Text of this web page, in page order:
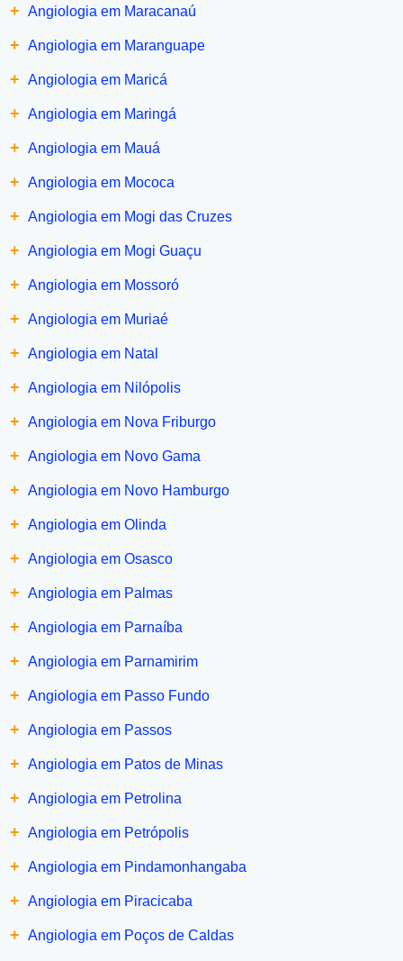
+ Angiologia em Maracanaú
+ Angiologia em Maranguape
+ Angiologia em Maricá
+ Angiologia em Maringá
+ Angiologia em Mauá
+ Angiologia em Mococa
+ Angiologia em Mogi das Cruzes
+ Angiologia em Mogi Guaçu
+ Angiologia em Mossoró
+ Angiologia em Muriaé
+ Angiologia em Natal
+ Angiologia em Nilópolis
+ Angiologia em Nova Friburgo
+ Angiologia em Novo Gama
+ Angiologia em Novo Hamburgo
+ Angiologia em Olinda
+ Angiologia em Osasco
+ Angiologia em Palmas
+ Angiologia em Parnaíba
+ Angiologia em Parnamirim
+ Angiologia em Passo Fundo
+ Angiologia em Passos
+ Angiologia em Patos de Minas
+ Angiologia em Petrolina
+ Angiologia em Petrópolis
+ Angiologia em Pindamonhangaba
+ Angiologia em Piracicaba
+ Angiologia em Poços de Caldas